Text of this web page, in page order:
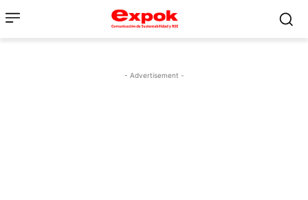
- Advertisement -